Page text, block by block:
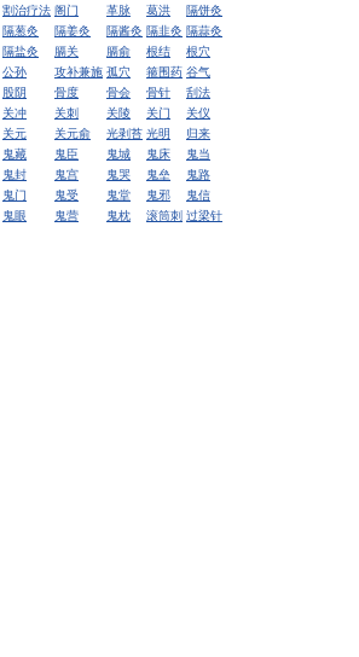
割治疗法 阁门 革脉 葛洪
隔饼灸
隔葱灸
隔姜灸 隔酱灸 隔韭灸 隔蒜灸
隔盐灸
膈关 膈俞 根结
根穴
公孙
攻补兼施 孤穴 箍围药 谷气
股阴
骨度 骨会 骨针
刮法
关冲
关刺 关陵 关门
关仪
关元
关元俞 光剥苔 光明
归来
鬼藏
鬼臣 鬼城 鬼床
鬼当
鬼封
鬼宫 鬼哭 鬼垒
鬼路
鬼门
鬼受 鬼堂 鬼邪
鬼信
鬼眼
鬼营 鬼枕 滚筒刺 过梁针